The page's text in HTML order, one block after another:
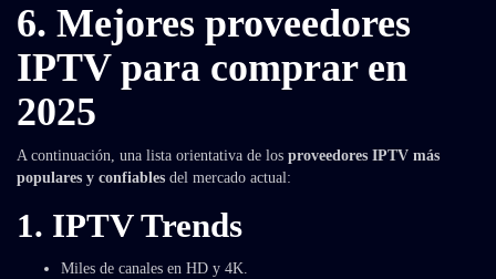
6. Mejores proveedores
IPTV para comprar en
2025
A continuación, una lista orientativa de los proveedores IPTV más
populares y confiables del mercado actual:
1. IPTV Trends
Miles de canales en HD y 4K.